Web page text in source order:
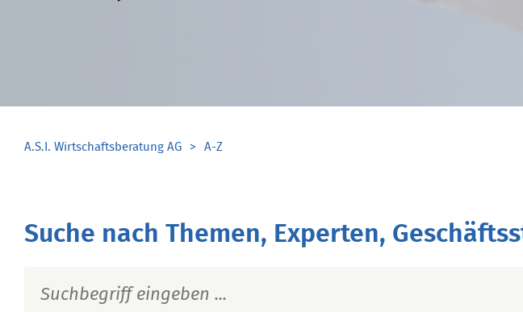
A.S.I. Wirtschaftsberatung AG A-Z
Suche nach Themen, Experten,